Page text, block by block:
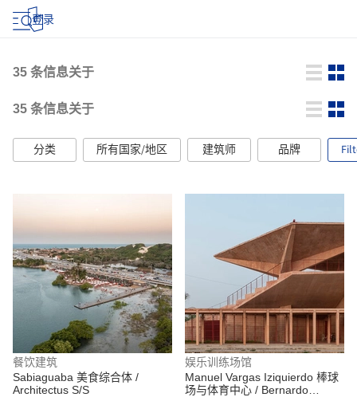
登录
35 条信息关于
35 条信息关于
分类 所有国家/地区 建筑师 品牌
餐饮建筑
Sabiaguaba 美食综合体 /
Architectus S/S
娱乐训练场馆
Manuel Vargas Iziquierdo 棒球
场与体育中心 / Bernardo